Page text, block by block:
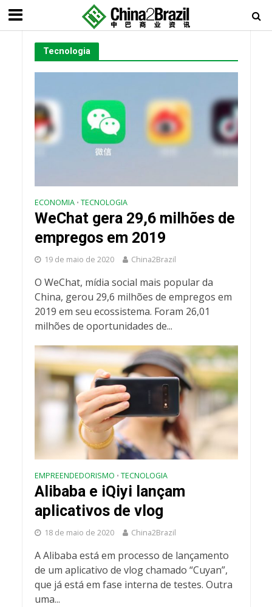
Tecnologia
ECONOMIA • TECNOLOGIA
WeChat gera 29,6 milhões de
empregos em 2019
19 de maio de 2020 China2Brazil
O WeChat, mídia social mais popular da
China, gerou 29,6 milhões de empregos em
2019 em seu ecossistema. Foram 26,01
milhões de oportunidades de...
EMPREENDEDORISMO • TECNOLOGIA
Alibaba e iQiyi lançam
aplicativos de vlog
18 de maio de 2020 China2Brazil
A Alibaba está em processo de lançamento
de um aplicativo de vlog chamado “Cuyan”,
que já está em fase interna de testes. Outra
uma...